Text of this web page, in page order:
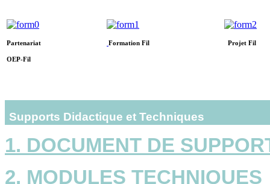
Partenariat
OEP-Fil
Formation Fil Projet Fil
Supports Didactique et Techniques
1. DOCUMENT DE
2. MODULES TECHNIQUES